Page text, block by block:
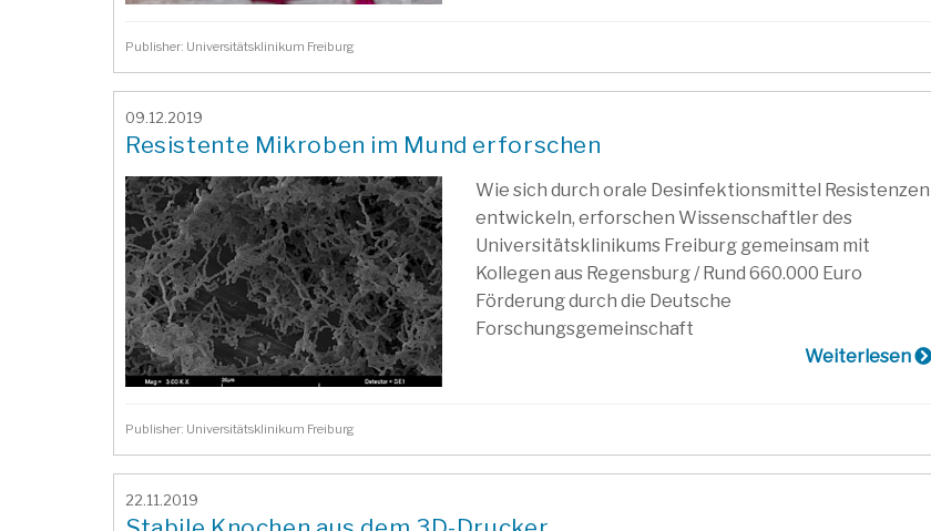
Publisher: Universitätsklinikum Freiburg
09.12.2019
Resistente Mikroben im Mund erforschen
Wie sich durch orale Desinfektionsmittel Resistenzen
entwickeln, erforschen Wissenschaftler des
Universitätsklinikums Freiburg gemeinsam mit
Kollegen aus Regensburg / Rund 660.000 Euro
Förderung durch die Deutsche
Forschungsgemeinschaft
Weiterlesen
Publisher: Universitätsklinikum Freiburg
22.11.2019